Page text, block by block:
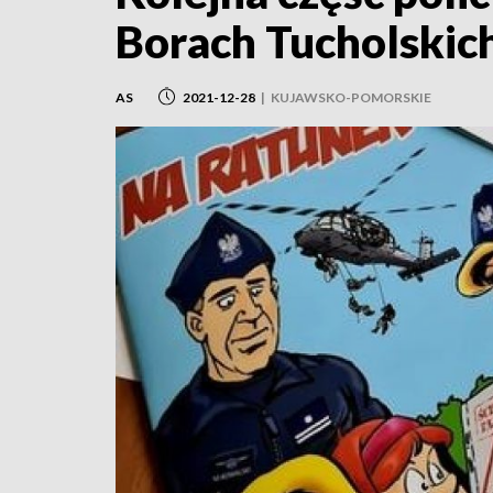
Borach
AS 2021-12-28 | KUJAWSKO-POMORSKIE